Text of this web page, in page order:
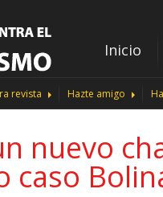
Inicio
revista Hazte amigo
nuevo
caso